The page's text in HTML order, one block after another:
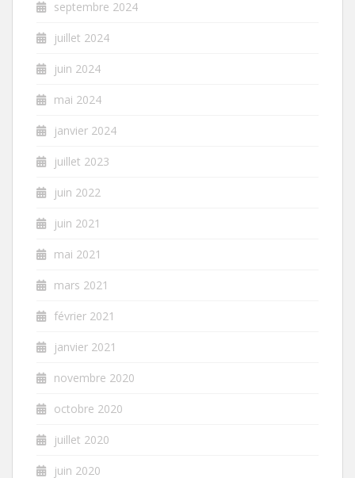
septembre 2024
juillet 2024
juin 2024
mai 2024
janvier 2024
juillet 2023
juin 2022
juin 2021
mai 2021
mars 2021
février 2021
janvier 2021
novembre 2020
octobre 2020
juillet 2020
juin 2020